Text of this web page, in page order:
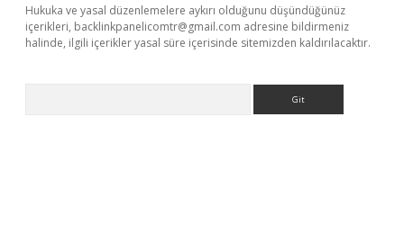
Hukuka ve yasal düzenlemelere aykırı olduğunu düşündüğünüz
içerikleri, backlinkpanelicomtr@gmail.com adresine bildirmeniz
halinde, ilgili içerikler yasal süre içerisinde sitemizden kaldırılacaktır.